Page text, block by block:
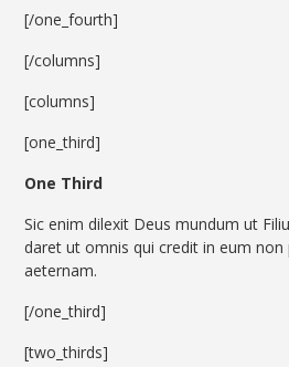
[/one_fourth]
[/columns]
[columns]
[one_third]
One Third
Sic enim dilexit Deus mundum ut
daret ut omnis qui credit in eum
aeternam.
[/one_third]
[two_thirds]